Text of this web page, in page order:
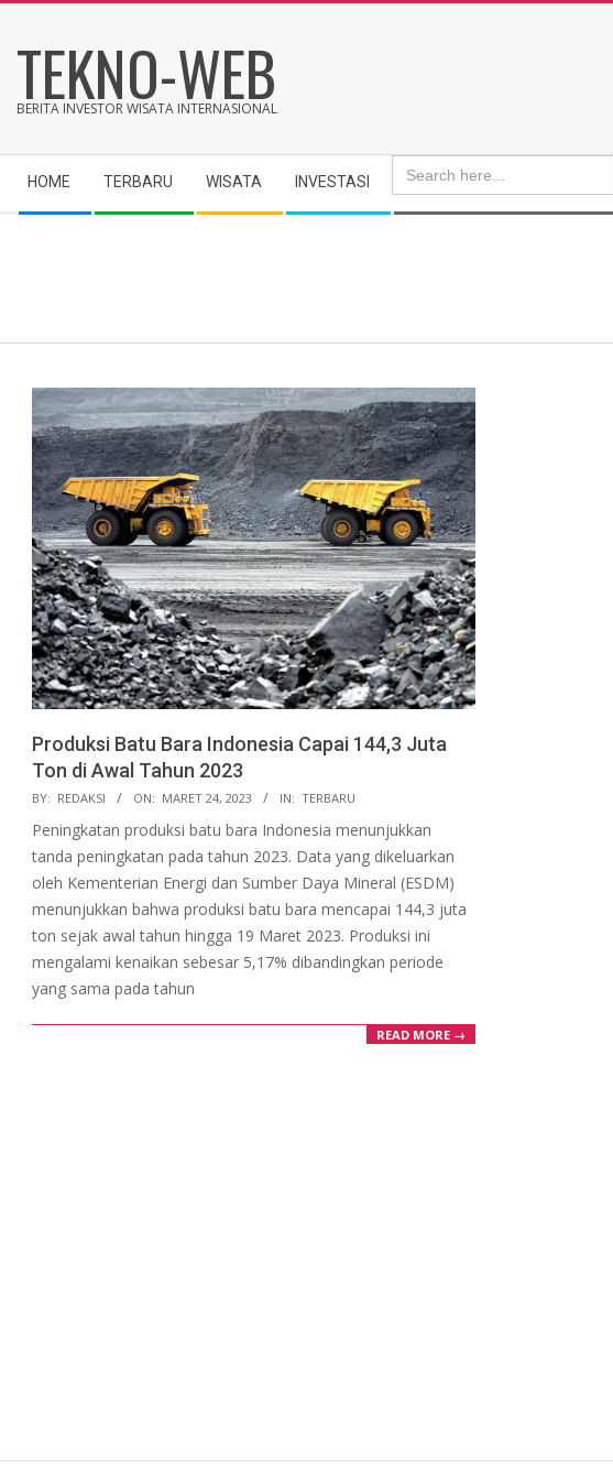
content
TEKNO-WEB
BERITA INVESTOR WISATA INTERNASIONAL
Navigation
Menu
HOME TERBARU WISATA INVESTASI
Search
for:
Produksi Batu Bara Indonesia Capai 144,3 Juta
Ton di Awal Tahun 2023
2023-
03-
24
BY: REDAKSI ON: MARET 24, 2023 IN: TERBARU
Peningkatan produksi batu bara Indonesia menunjukkan
tanda peningkatan pada tahun 2023. Data yang dikeluarkan
oleh Kementerian Energi dan Sumber Daya Mineral (ESDM)
menunjukkan bahwa produksi batu bara mencapai 144,3 juta
ton sejak awal tahun hingga 19 Maret 2023. Produksi ini
mengalami kenaikan sebesar 5,17% dibandingkan periode
yang sama pada tahun
READ MORE →